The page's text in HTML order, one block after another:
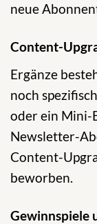
neue
Content-
Ergänze
noch
oder ein Mini-
Newsletter-
Content-
beworben.
Gewinnspiele